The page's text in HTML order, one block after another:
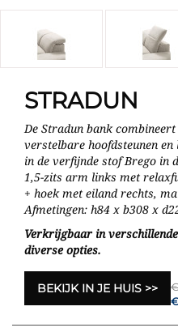
STRADUN
De Stradun bank
verstelbare hoofdsteunen
in de verfijnde stof Brego in
1,5-zits arm links met
+ hoek met eiland rechts,
Afmetingen: h84 x b308 x
Verkrijgbaar in
diverse opties.
BEKIJK IN JE HUIS